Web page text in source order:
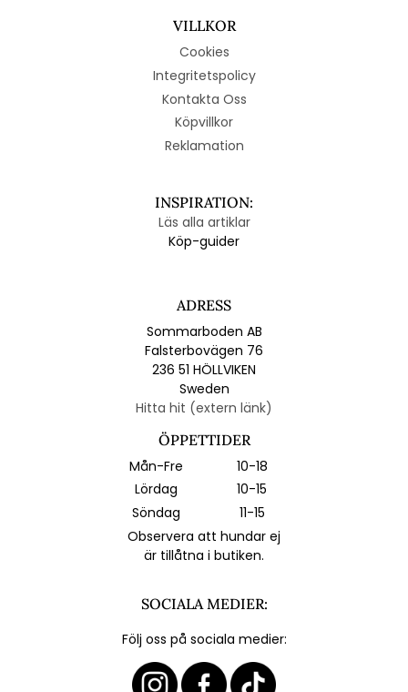
VILLKOR
Cookies
Integritetspolicy
Kontakta Oss
Köpvillkor
Reklamation
INSPIRATION:
Läs alla artiklar
Köp-guider
ADRESS
Sommarboden AB
Falsterbovägen 76
236 51 HÖLLVIKEN
Sweden
Hitta hit (extern länk)
ÖPPETTIDER
Mån-Fre
10-18
Lördag
10-15
Söndag
11-15
Observera att hundar ej
är tillåtna i butiken.
SOCIALA MEDIER:
Följ oss på sociala medier: